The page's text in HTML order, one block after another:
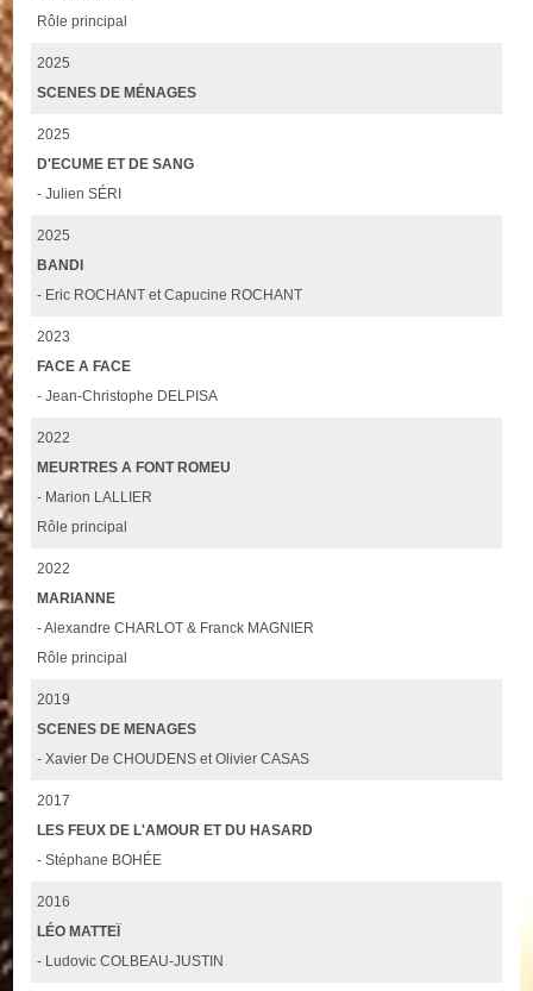
Rôle principal
2025
SCENES DE MÉNAGES
2025
D'ECUME ET DE SANG
- Julien SÉRI
2025
BANDI
- Eric ROCHANT et Capucine ROCHANT
2023
FACE A FACE
- Jean-Christophe DELPISA
2022
MEURTRES A FONT ROMEU
- Marion LALLIER
Rôle principal
2022
MARIANNE
- Alexandre CHARLOT & Franck MAGNIER
Rôle principal
2019
SCENES DE MENAGES
- Xavier De CHOUDENS et Olivier CASAS
2017
LES FEUX DE L'AMOUR ET DU HASARD
- Stéphane BOHÉE
2016
LÉO MATTEÏ
- Ludovic COLBEAU-JUSTIN